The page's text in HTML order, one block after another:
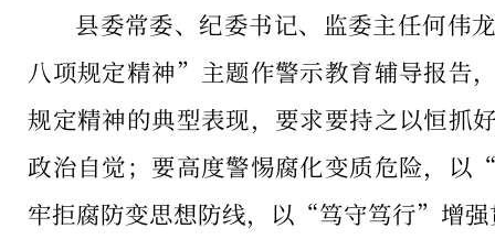
县委常委、纪委书记、监委主任何伟
八项规定精神”主题作警示教育辅导报告
规定精神的典型表现，要求要持之以恒
政治自觉；要高度警惕腐化变质危险，
牢拒腐防变思想防线，以“笃守笃行”增